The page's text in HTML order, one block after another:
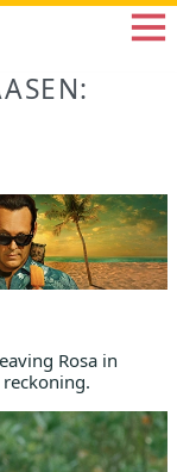
Rosa in